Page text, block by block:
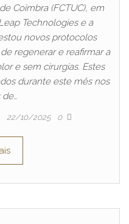
Coimbra (FCTUC), em
Technologies e a
novos protocolos
regenerar e reafirmar a
e sem cirurgias. Estes
durante este mês nos
22/10/2025 0